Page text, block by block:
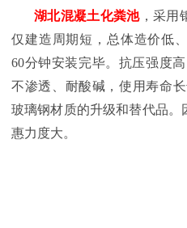
湖北混凝土化粪池，采用
仅建造周期短，总体造价低
60分钟安装完毕。抗压强度
不渗透、耐酸碱，使用寿命
玻璃钢材质的升级和替代品
惠力度大。